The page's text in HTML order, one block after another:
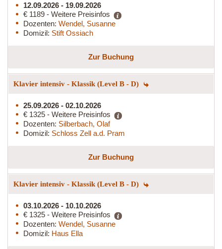
12.09.2026 - 19.09.2026
€ 1189 - Weitere Preisinfos
Dozenten: Wendel, Susanne
Domizil: Stift Ossiach
Zur Buchung
Klavier intensiv - Klassik (Level B - D)
25.09.2026 - 02.10.2026
€ 1325 - Weitere Preisinfos
Dozenten: Silberbach, Olaf
Domizil: Schloss Zell a.d. Pram
Zur Buchung
Klavier intensiv - Klassik (Level B - D)
03.10.2026 - 10.10.2026
€ 1325 - Weitere Preisinfos
Dozenten: Wendel, Susanne
Domizil: Haus Ella